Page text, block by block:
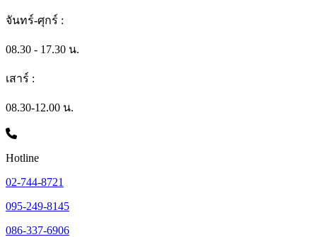
จันทร์-ศุกร์ :
08.30 - 17.30 น.
เสาร์ :
08.30-12.00 น.
Hotline
02-744-8721
095-249-8145
086-337-6906